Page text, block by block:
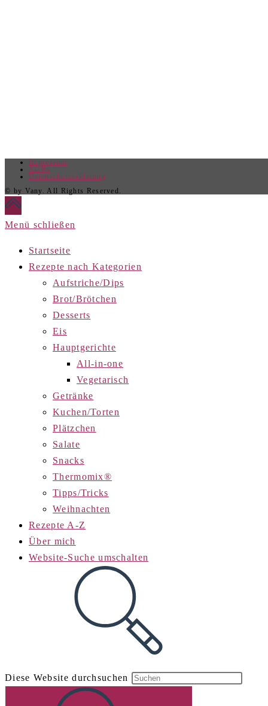
Impressum
AGBs
Datenschutzerklärung
© by Vany. All Rights Reserved.
Menü schließen
Startseite
Rezepte nach Kategorien
Aufstriche/Dips
Brot/Brötchen
Desserts
Eis
Hauptgerichte
All-in-one
Vegetarisch
Getränke
Kuchen/Torten
Plätzchen
Salate
Snacks
Thermomix®
Tipps/Tricks
Weihnachten
Rezepte A-Z
Über mich
Website-Suche umschalten
Diese Website durchsuchen